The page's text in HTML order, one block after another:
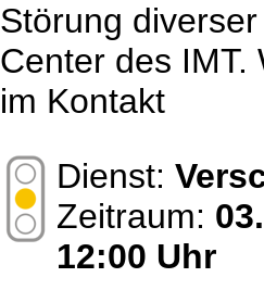
Störung
Center des IMT.
im Kontakt
Dienst:
Zeitraum:
12:00 Uhr